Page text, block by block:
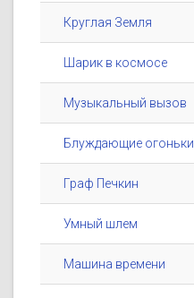
Круглая Земля
Шарик в космосе
Музыкальный вызов
Блуждающие огоньки
Граф Печкин
Умный шлем
Машина времени